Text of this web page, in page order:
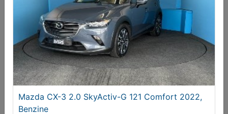
Mazda CX-3 2.0 SkyActiv-G 121 Comfort 2022,
Benzine